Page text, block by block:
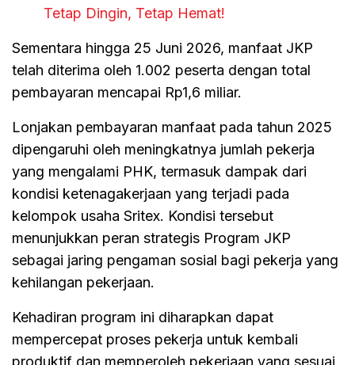
Tetap Dingin, Tetap Hemat!
Sementara hingga 25 Juni 2026, manfaat JKP
telah diterima oleh 1.002 peserta dengan total
pembayaran mencapai Rp1,6 miliar.
Lonjakan pembayaran manfaat pada tahun 2025
dipengaruhi oleh meningkatnya jumlah pekerja
yang mengalami PHK, termasuk dampak dari
kondisi ketenagakerjaan yang terjadi pada
kelompok usaha Sritex. Kondisi tersebut
menunjukkan peran strategis Program JKP
sebagai jaring pengaman sosial bagi pekerja yang
kehilangan pekerjaan.
Kehadiran program ini diharapkan dapat
mempercepat proses pekerja untuk kembali
produktif dan memperoleh pekerjaan yang sesuai